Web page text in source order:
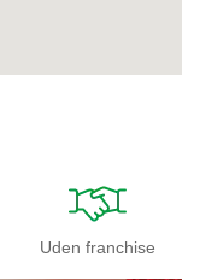
Uden franchise